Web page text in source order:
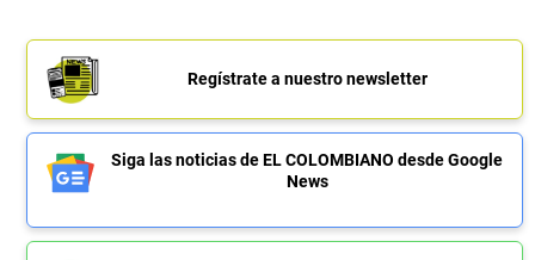
Regístrate a nuestro newsletter
Siga las noticias de EL COLOMBIANO desde Google
News